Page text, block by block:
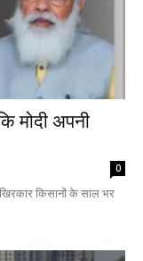
मोदी अपनी
0
किसानों के साल भर